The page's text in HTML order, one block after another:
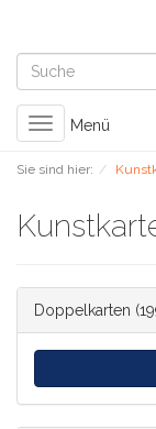
Toggle
navigation
Menü
Sie sind hier:
Doppelkarten